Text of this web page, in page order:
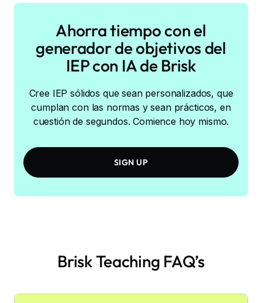
Ahorra tiempo con el
generador de objetivos del
IEP con IA de Brisk
Cree IEP sólidos que sean personalizados, que
cumplan con las normas y sean prácticos, en
cuestión de segundos. Comience hoy mismo.
SIGN UP
Brisk Teaching FAQ’s